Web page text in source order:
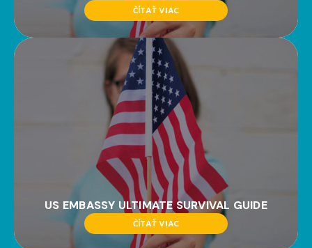
ČÍTAŤ VIAC
US EMBASSY ULTIMATE SURVIVAL GUIDE
ČÍTAŤ VIAC